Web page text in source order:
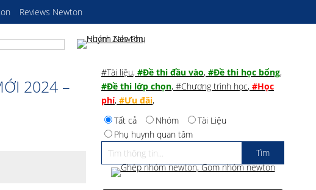
Reviews Newton
2024 –
#Tài liệu, #Đề thi đầu vào, #Đề thi học bổng,
#Đề thi lớp chọn, #Chương trình học, #Học
phí, #Ưu đãi,
Tất cả
Nhóm
Tài Liệu
Phụ huynh quan tâm